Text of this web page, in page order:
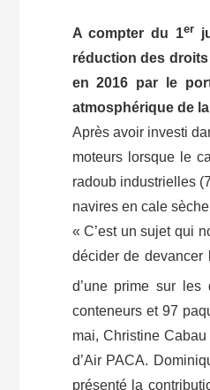
A compter du 1er
réduction des
en 2016 par le
atmosphérique de
Après avoir investi
moteurs lorsque le
radoub industrielles
navires en cale
« C’est un sujet qui
décider de devancer
d’une prime sur
conteneurs et 97
mai, Christine
d’Air PACA.
présenté la